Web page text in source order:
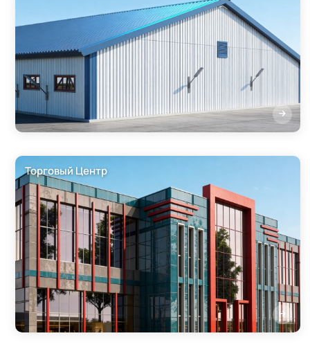
Торговый Центр